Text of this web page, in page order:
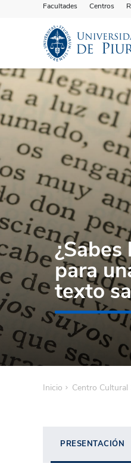
Facultades Centros
para
texto
Inicio Centro Cultural
PRESENTACIÓN